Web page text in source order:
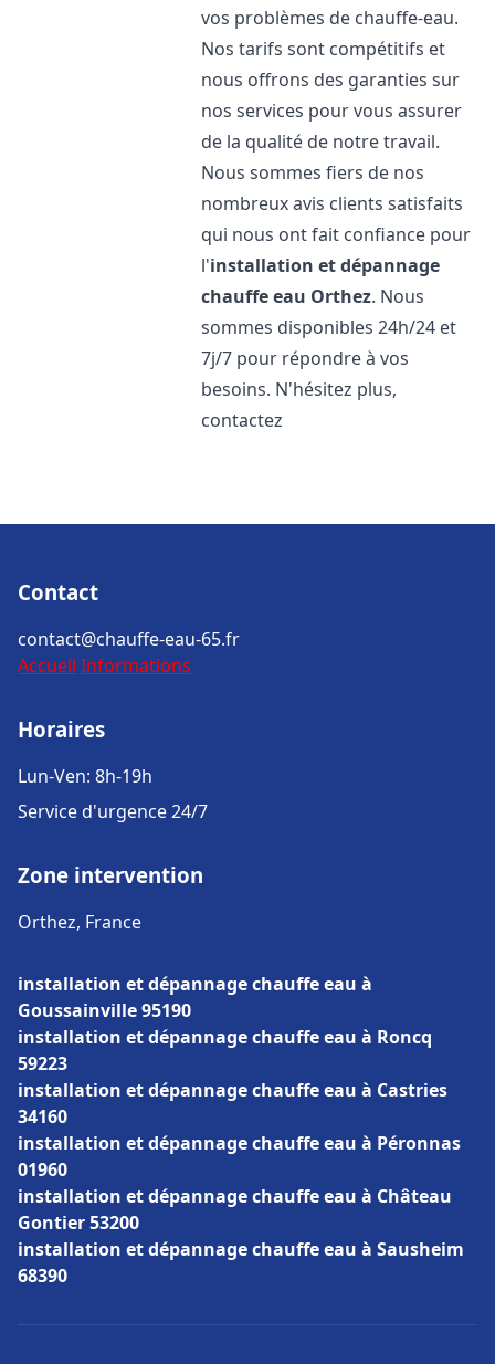
vos problèmes de chauffe-eau.
Nos tarifs sont compétitifs et
nous offrons des garanties sur
nos services pour vous assurer
de la qualité de notre travail.
Nous sommes fiers de nos
nombreux avis clients satisfaits
qui nous ont fait confiance pour
l'installation et dépannage
chauffe eau Orthez. Nous
sommes disponibles 24h/24 et
7j/7 pour répondre à vos
besoins. N'hésitez plus,
contactez
Contact
contact@chauffe-eau-65.fr
Accueil Informations
Horaires
Lun-Ven: 8h-19h
Service d'urgence 24/7
Zone intervention
Orthez, France
installation et dépannage chauffe eau à
Goussainville 95190
installation et dépannage chauffe eau à Roncq
59223
installation et dépannage chauffe eau à Castries
34160
installation et dépannage chauffe eau à Péronnas
01960
installation et dépannage chauffe eau à Château
Gontier 53200
installation et dépannage chauffe eau à Sausheim
68390